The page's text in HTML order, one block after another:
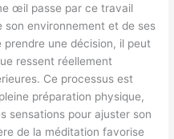
œil passe par ce travail
son environnement et de ses
une décision, il peut
ressent réellement
Ce processus est
préparation physique,
sensations pour ajuster son
de la méditation favorise